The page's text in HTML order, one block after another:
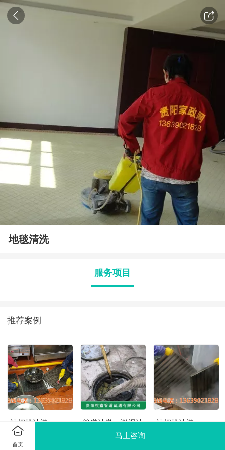
地毯清洗
服务项目
推荐案例
油烟机清洗
管道清淤、淤泥清
油烟机清洗
首页
马上咨询